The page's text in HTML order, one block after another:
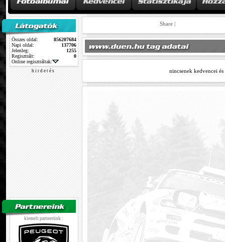
Összes oldal:
856207684
Napi oldal:
137706
Jelenleg:
1255
Regisztrált:
0
Online regisztráltak:
h i r d e t é s
kiemelt partnerünk :
Share |
nincsenek kedvencei